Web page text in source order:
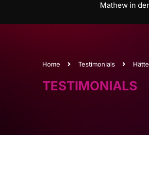
Mathew in
Home Testimonials
TESTIMONIALS